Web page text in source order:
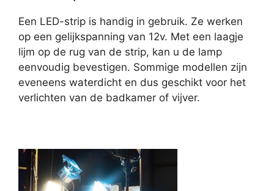
Een LED-strip is handig in gebruik. Ze werken
op een gelijkspanning van 12v. Met een laagje
lijm op de rug van de strip, kan u de lamp
eenvoudig bevestigen. Sommige modellen zijn
eveneens waterdicht en dus geschikt voor het
verlichten van de badkamer of vijver.